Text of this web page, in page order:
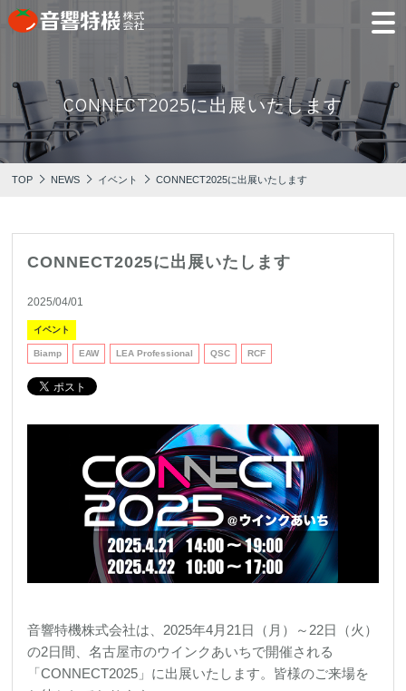
JP EN
PRODUCTS
PRODUCTS
CONCEPT
特
長
特選情報 トレーニング
新着情報
COMPANY
概
採
REPAIR
総合カタログ お問合せ
CONNECT2025に出展いたします
TOP NEWS イベント CONNECT2025に出展いたします
CONNECT2025に出展いたします
2025/04/01
イベント
Biamp EAW LEA Professional QSC RCF
音響特機株式会社は、2025年4月21日（月）～22日（火）
の2日間、名古屋市のウインクあいちで開催される
「CONNECT2025」に出展いたします。皆様のご来場を